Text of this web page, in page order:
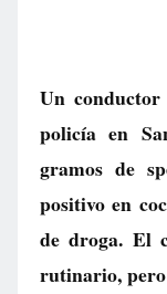
Un
policía en
gramos de
positivo en
de droga. El
rutinario,